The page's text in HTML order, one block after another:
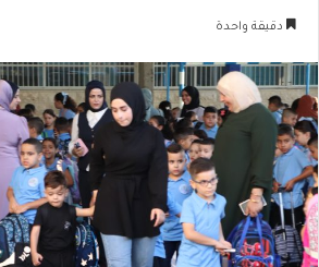
دقيقة واحدة